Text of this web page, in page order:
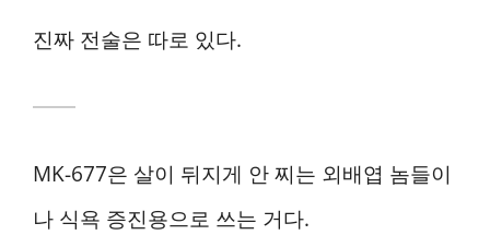
진짜 전술은 따로 있다.
MK-677은 살이 뒤지게 안 찌는 외배엽 놈들이
나 식욕 증진용으로 쓰는 거다.